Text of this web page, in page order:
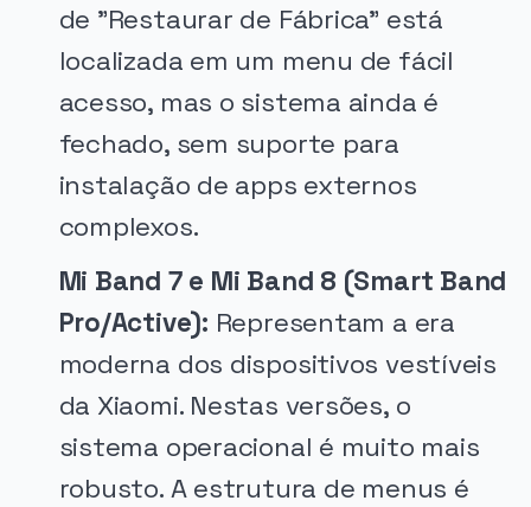
de "Restaurar de Fábrica" está
localizada em um menu de fácil
acesso, mas o sistema ainda é
fechado, sem suporte para
instalação de apps externos
complexos.
Mi Band 7 e Mi Band 8 (Smart Band
Pro/Active): Representam a era
moderna dos dispositivos vestíveis
da Xiaomi. Nestas versões, o
sistema operacional é muito mais
robusto. A estrutura de menus é